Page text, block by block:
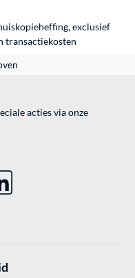
exclusief
transactiekosten
acties via onze